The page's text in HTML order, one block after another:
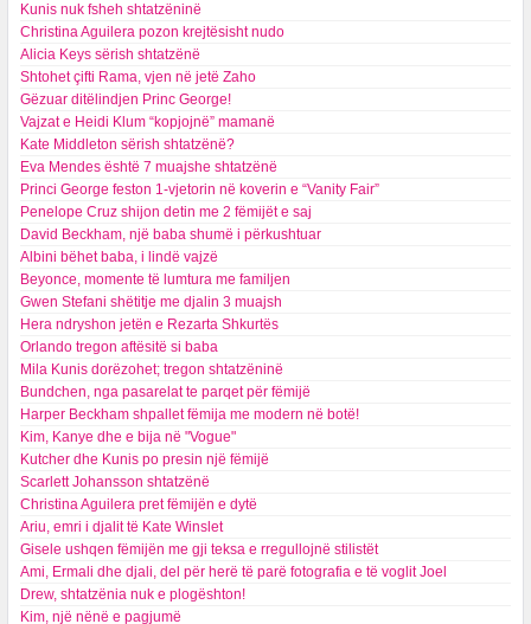
Kunis nuk fsheh shtatzëninë
Christina Aguilera pozon krejtësisht nudo
Alicia Keys sërish shtatzënë
Shtohet çifti Rama, vjen në jetë Zaho
Gëzuar ditëlindjen Princ George!
Vajzat e Heidi Klum “kopjojnë” mamanë
Kate Middleton sërish shtatzënë?
Eva Mendes është 7 muajshe shtatzënë
Princi George feston 1-vjetorin në koverin e “Vanity Fair”
Penelope Cruz shijon detin me 2 fëmijët e saj
David Beckham, një baba shumë i përkushtuar
Albini bëhet baba, i lindë vajzë
Beyonce, momente të lumtura me familjen
Gwen Stefani shëtitje me djalin 3 muajsh
Hera ndryshon jetën e Rezarta Shkurtës
Orlando tregon aftësitë si baba
Mila Kunis dorëzohet; tregon shtatzëninë
Bundchen, nga pasarelat te parqet për fëmijë
Harper Beckham shpallet fëmija me modern në botë!
Kim, Kanye dhe e bija në "Vogue"
Kutcher dhe Kunis po presin një fëmijë
Scarlett Johansson shtatzënë
Christina Aguilera pret fëmijën e dytë
Ariu, emri i djalit të Kate Winslet
Gisele ushqen fëmijën me gji teksa e rregullojnë stilistët
Ami, Ermali dhe djali, del për herë të parë fotografia e të voglit Joel
Drew, shtatzënia nuk e plogështon!
Kim, një nënë e pagjumë